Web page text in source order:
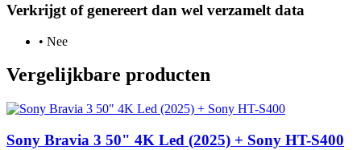
Verkrijgt of genereert dan wel verzamelt data
• Nee
Vergelijkbare producten
Sony Bravia 3 50" 4K Led (2025) + Sony HT-S400